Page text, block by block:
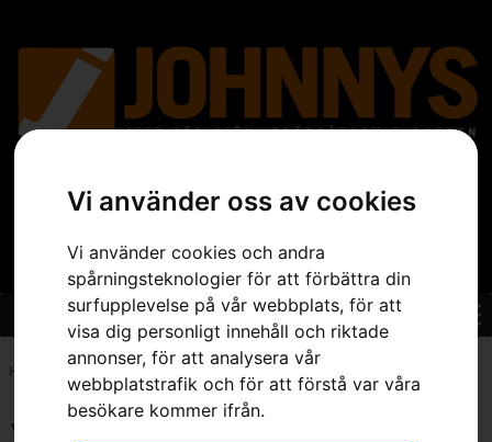
Vi använder oss av cookies
Vi använder cookies och andra
spårningsteknologier för att förbättra din
surfupplevelse på vår webbplats, för att
visa dig personligt innehåll och riktade
annonser, för att analysera vår
webbplatstrafik och för att förstå var våra
besökare kommer ifrån.
Hem
Visar alla 3 resultat